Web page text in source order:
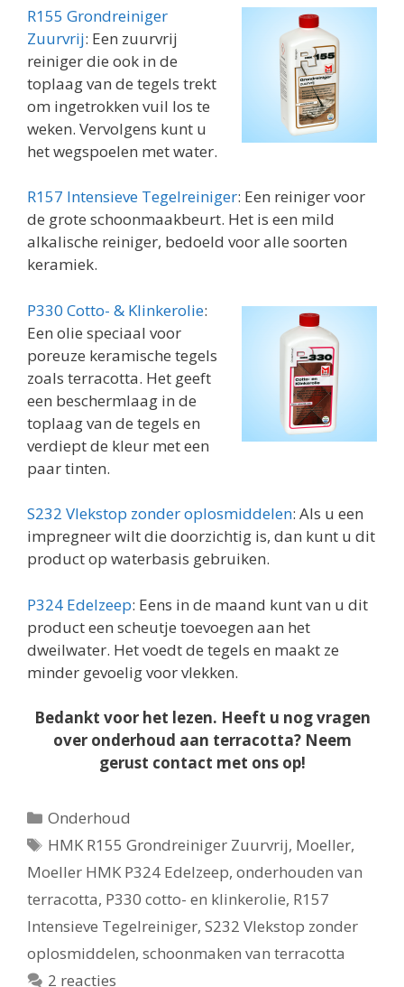
R155 Grondreiniger
Zuurvrij: Een zuurvrij
reiniger die ook in de
toplaag van de tegels trekt
om ingetrokken vuil los te
weken. Vervolgens kunt u
het wegspoelen met water.
R157 Intensieve Tegelreiniger: Een reiniger voor
de grote schoonmaakbeurt. Het is een mild
alkalische reiniger, bedoeld voor alle soorten
keramiek.
P330 Cotto- & Klinkerolie:
Een olie speciaal voor
poreuze keramische tegels
zoals terracotta. Het geeft
een beschermlaag in de
toplaag van de tegels en
verdiept de kleur met een
paar tinten.
S232 Vlekstop zonder oplosmiddelen: Als u een
impregneer wilt die doorzichtig is, dan kunt u dit
product op waterbasis gebruiken.
P324 Edelzeep: Eens in de maand kunt van u dit
product een scheutje toevoegen aan het
dweilwater. Het voedt de tegels en maakt ze
minder gevoelig voor vlekken.
Bedankt voor het lezen. Heeft u nog vragen
over onderhoud aan terracotta? Neem
gerust contact met ons op!
Categorieën
Onderhoud
Tags
HMK R155 Grondreiniger Zuurvrij, Moeller,
Moeller HMK P324 Edelzeep, onderhouden van
terracotta, P330 cotto- en klinkerolie, R157
Intensieve Tegelreiniger, S232 Vlekstop zonder
oplosmiddelen, schoonmaken van terracotta
2 reacties